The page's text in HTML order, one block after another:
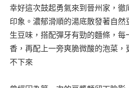
幸好這次鼓起勇氣來到晉州家，徹
印象。濃郁滑順的湯底散發著自
生豆味，搭配彈牙有勁的麵條，
香，再配上一旁爽脆微酸的泡菜
不下來